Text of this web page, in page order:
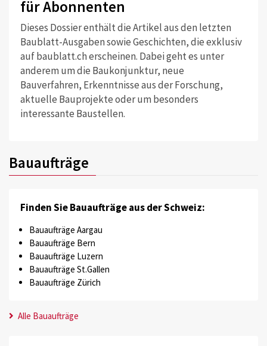
für Abonnenten
Dieses Dossier enthält die Artikel aus den letzten
Baublatt-Ausgaben sowie Geschichten, die exklusiv
auf baublatt.ch erscheinen. Dabei geht es unter
anderem um die Baukonjunktur, neue
Bauverfahren, Erkenntnisse aus der Forschung,
aktuelle Bauprojekte oder um besonders
interessante Baustellen.
Bauaufträge
Finden Sie Bauaufträge aus der Schweiz:
Bauaufträge Aargau
Bauaufträge Bern
Bauaufträge Luzern
Bauaufträge St.Gallen
Bauaufträge Zürich
Alle Bauaufträge